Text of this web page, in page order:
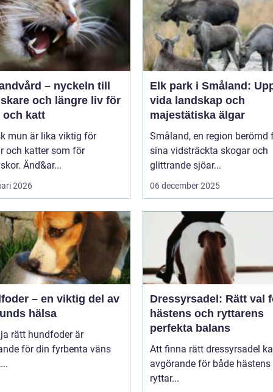
– nyckeln till
och längre liv för
och katt
mun är lika viktig för
och katter som för
Änd&ar...
2026
Elk park i Småland:
vida landskap och
majestätiska älgar
Småland, en region berömd
sina vidsträckta skogar och
glittrande sjöar...
06 december 2025
– en viktig del av
hälsa
rätt hundfoder är
för din fyrbenta väns
Dressyrsadel: Rätt val
hästens och ryttarens
perfekta balans
Att finna rätt dressyrsadel
avgörande för både hästens
ryttar...